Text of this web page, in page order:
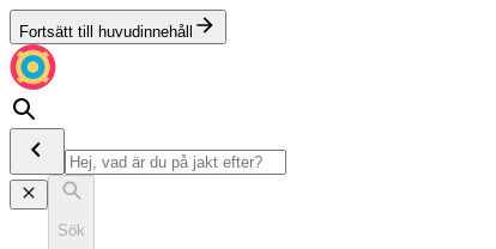
Fortsätt till huvudinnehåll
Sök